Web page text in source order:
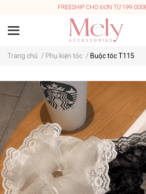
FREESHIP CHO ĐƠN TỪ
Trang chủ / Phụ kiện tóc / Buộc tóc T115